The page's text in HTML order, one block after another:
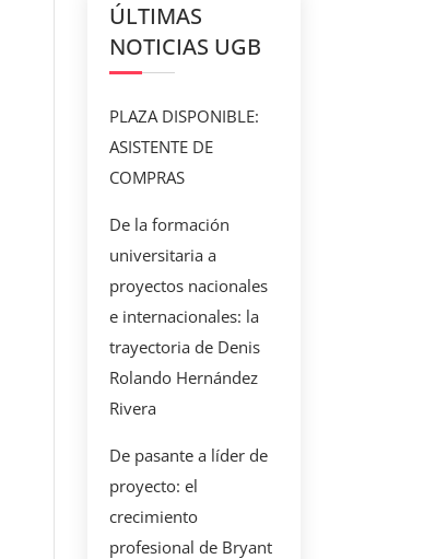
ÚLTIMAS
NOTICIAS UGB
PLAZA DISPONIBLE:
ASISTENTE DE
COMPRAS
De la formación
universitaria a
proyectos nacionales
e internacionales: la
trayectoria de Denis
Rolando Hernández
Rivera
De pasante a líder de
proyecto: el
crecimiento
profesional de Bryant